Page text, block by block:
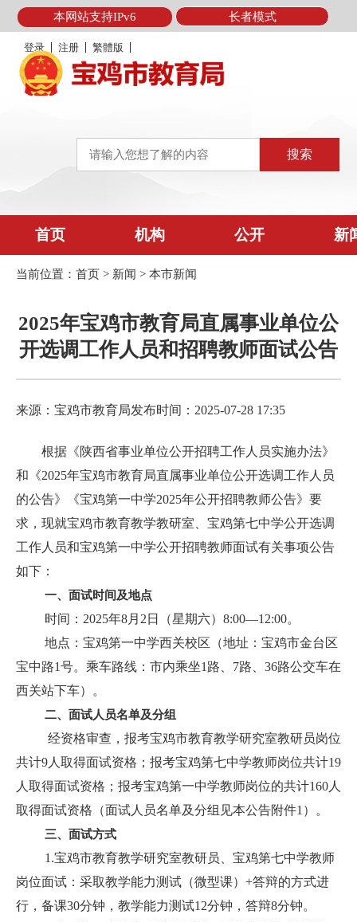
本网站支持IPv6 长者模式
登录 注册 繁體版
首页 机构 公开 新
当前位置： 首页 > 新闻 > 本市新闻
2025年宝鸡市教育局直属事业单位公
开选调工作人员和招聘教师面试公告
来源：宝鸡市教育局发布时间：2025-07-28 17:35
根据《陕西省事业单位公开招聘工作人员实施办法》
和《2025年宝鸡市教育局直属事业单位公开选调工作人员
的公告》《宝鸡第一中学2025年公开招聘教师公告》要
求，现就宝鸡市教育教学教研室、宝鸡第七中学公开选调
工作人员和宝鸡第一中学公开招聘教师面试有关事项公告
如下：
一、面试时间及地点
时间：2025年8月2日（星期六）8:00—12:00。
地点：宝鸡第一中学西关校区（地址：宝鸡市金台区
宝中路1号。乘车路线：市内乘坐1路、7路、36路公交车在
西关站下车）。
二、面试人员名单及分组
经资格审查，报考宝鸡市教育教学研究室教研员岗位
共计9人取得面试资格；报考宝鸡第七中学教师岗位共计19
人取得面试资格；报考宝鸡第一中学教师岗位的共计160人
取得面试资格（面试人员名单及分组见本公告附件1）。
三、面试方式
1.宝鸡市教育教学研究室教研员、宝鸡第七中学教师
岗位面试：采取教学能力测试（微型课）+答辩的方式进
行，备课30分钟，教学能力测试12分钟，答辩8分钟。